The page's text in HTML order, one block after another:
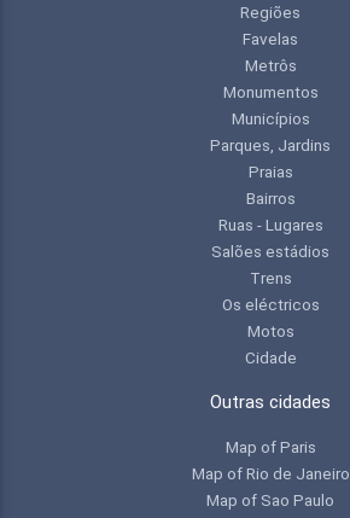
Regiões
Favelas
Metrôs
Monumentos
Municípios
Parques, Jardins
Praias
Bairros
Ruas - Lugares
Salões estádios
Trens
Os eléctricos
Motos
Cidade
Outras cidades
Map of Paris
Map of Rio de Janeiro
Map of Sao Paulo